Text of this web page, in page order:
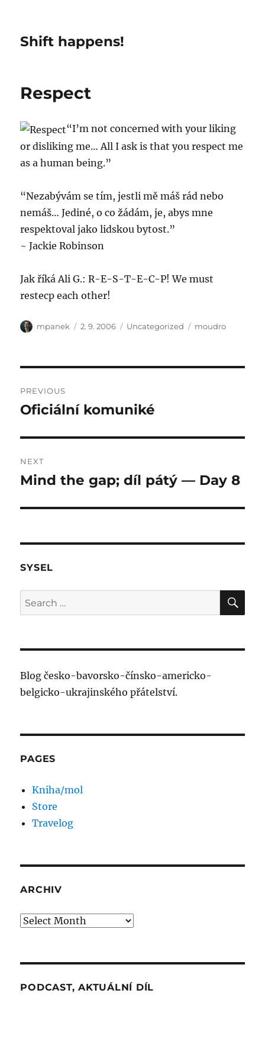
Shift happens!
Respect
“I’m not concerned with your liking
or disliking me… All I ask is that you respect me
as a human being.”
“Nezabývám se tím, jestli mě máš rád nebo
nemáš… Jediné, o co žádám, je, abys mne
respektoval jako lidskou bytost.”
~ Jackie Robinson
Jak říká Ali G.: R-E-S-T-E-C-P! We must
restecp each other!
Author
mpanek
Posted
2. 9. 2006 Categories
Uncategorized Tags
moudro
navigation
PREVIOUS
Previous
Oficiální komuniké
NEXT
Next
Mind the gap; díl pátý — Day 8
SYSEL
Search
for:
Blog česko-bavorsko-čínsko-americko-
belgicko-ukrajinského přátelství.
PAGES
Kniha/mol
Store
Travelog
ARCHIV
Archiv
PODCAST, AKTUÁLNÍ DÍL